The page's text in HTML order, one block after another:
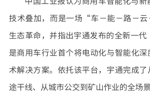
技术叠加，而是一场“车－能－路－
生态革命，并指出宇通发布的全新一
是商用车行业首个将电动化与智能化
术解决方案。依托该平台，宇通完成
途干线、从城市公交到矿山作业的全场景